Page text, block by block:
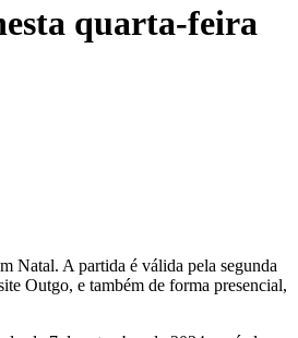
quarta-feira
Natal. A partida é válida pela segunda
Outgo, e também de forma presencial,